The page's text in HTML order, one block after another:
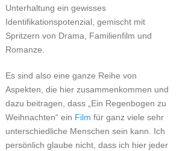
Unterhaltung ein gewisses
Identifikationspotenzial, gemischt mit
Spritzern von Drama, Familienfilm und
Romanze.
Es sind also eine ganze Reihe von
Aspekten, die hier zusammenkommen und
dazu beitragen, dass „Ein Regenbogen zu
Weihnachten“ ein Film für ganz viele sehr
unterschiedliche Menschen sein kann. Ich
persönlich glaube nicht, dass ich hier jeder